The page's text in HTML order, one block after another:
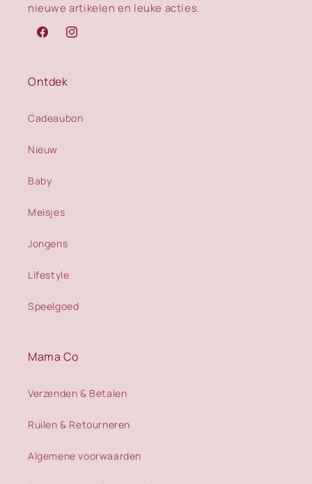
nieuwe artikelen en leuke acties.
FacebookInstagram
Ontdek
Cadeaubon
Nieuw
Baby
Meisjes
Jongens
Lifestyle
Speelgoed
Mama Co
Verzenden & Betalen
Ruilen & Retourneren
Algemene voorwaarden